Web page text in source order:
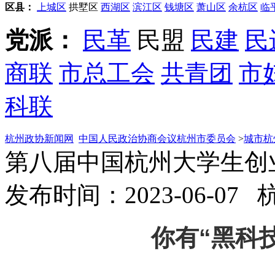
区县： 上城区 拱墅区 西湖区 滨江区 钱塘区 萧山区 余杭区 临
党派： 民革 民盟 民建
商联 市总工会 共青团 市
科联
杭州政协新闻网 中国人民政治协商会议杭州市委员会 >城市杭
第八届中国杭州大学生
发布时间：2023-06-07
你有“黑科